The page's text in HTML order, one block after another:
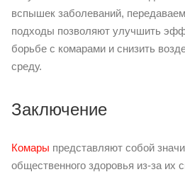
вспышек заболеваний,
подходы позволяют улучшить
борьбе с комарами и снизить
среду.
Заключение
Комары представляют собой
общественного здоровья из-за их